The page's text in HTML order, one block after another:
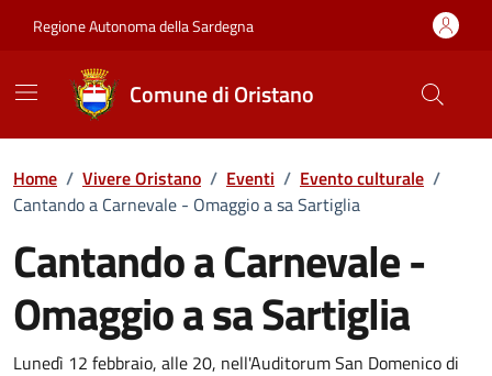
Regione Autonoma della Sardegna
Comune di Oristano
Home / Vivere Oristano / Eventi / Evento culturale /
Cantando a Carnevale - Omaggio a sa Sartiglia
Cantando a Carnevale -
Omaggio a sa Sartiglia
Lunedì 12 febbraio, alle 20, nell'Auditorum San Domenico di